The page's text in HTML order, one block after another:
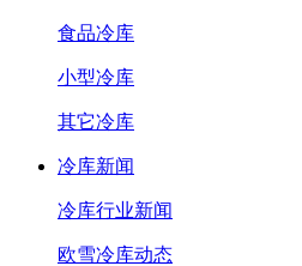
食品冷库
小型冷库
其它冷库
冷库新闻
冷库行业新闻
欧雪冷库动态